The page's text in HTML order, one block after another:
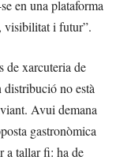
en una plataforma
visibilitat i futur”.
de xarcuteria de
distribució no està
Avui demana
gastronòmica
a tallar fi: ha de